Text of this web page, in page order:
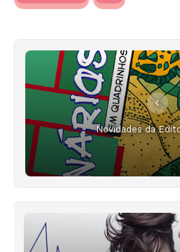
Novidades da